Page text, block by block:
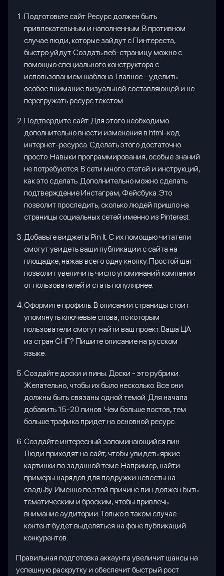
Подготовьте сайт. Ресурс должен быть
привлекательным и наполненным. В противном
случае люди, которые зайдут с Пинтереста,
быстро уйдут. Создать веб-страницу можно с
помощью специального конструктора с
использованием шаблона. Главное - уделить
особое внимание визуальной составляющей и не
перегружать ресурс текстом.
Подтвердите сайт. Для этого необходимо
дополнительно внести изменения в html-код
интернет-ресурса. Сделать этого достаточно
просто. Навыки программирования, особые знаний
не потребуются. В сети много статей и инструкций,
как это сделать. Дополнительно можно сделать
подтверждение Инстаграм, Фейсбука. Это
позволит проследить, сколько людей пришло на
страницы социальных сетей именно из Pinterest.
Добавьте виджеты Pin It. С их помощью читатели
смогут увидеть ваши публикации с сайта на
площадке, нажав всего одну кнопку. Простой шаг
позволит увеличить число упоминаний компании
от пользователей и стать популярнее.
Оформите профиль. В описании страницы стоит
упомянуть ключевые слова, по которым
пользователи смогут найти ваш проект. Ваша ЦА
из стран СНГ? Пишите описание на русском
языке.
Создайте доски и пины. Доски - это рубрики.
Желательно, чтобы их было несколько. Все они
должны быть связаны одной темой. Для начала
добавить 15-20 пинов. Чем больше постов, тем
больше трафика придет на основной ресурс.
Создайте интересный запоминающийся пин.
Люди приходят на сайт, чтобы увидеть яркие
картинки по заданной теме. Например, найти
примеры нарядов для подружки невесты на
свадьбу. Именно по этой причине пин должен быть
тематическим и броским, чтобы привлечь
внимание аудитории. Только в таком случае
контент будет выделяться на фоне публикаций
конкурентов.
Правильная подготовка аккаунта увеличит шансы на
успешную раскрутку и обеспечит быстрый рост